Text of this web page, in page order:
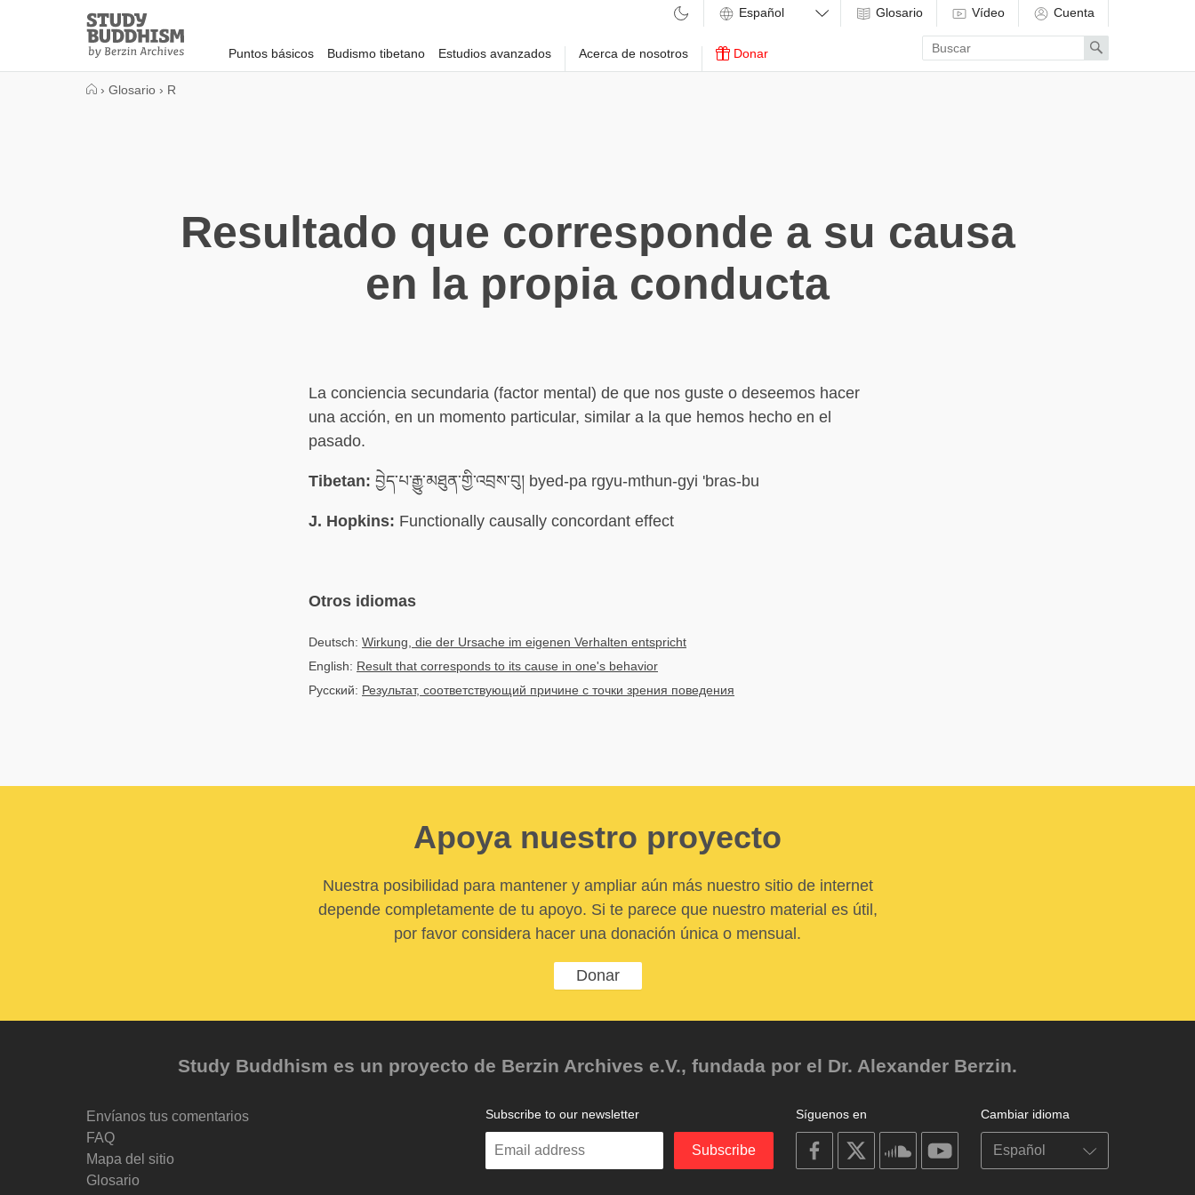
Study
Buddhism
Home
Puntos básicos Budismo tibetano Estudios avanzados Acerca de nosotros Donar
Glosario Vídeo Cuenta
Enter
search
term
Search
› Glosario › R
Resultado que corresponde a su causa
en la propia conducta
La conciencia secundaria (factor mental) de que nos guste o deseemos hacer
una acción, en un momento particular, similar a la que hemos hecho en el
pasado.
Tibetan: བྱེད་པ་རྒྱུ་མཐུན་གྱི་འབྲས་བུ། byed-pa rgyu-mthun-gyi 'bras-bu
J. Hopkins: Functionally causally concordant effect
Otros idiomas
Deutsch: Wirkung, die der Ursache im eigenen Verhalten entspricht
English: Result that corresponds to its cause in one's behavior
Русский: Результат, соответствующий причине с точки зрения поведения
Apoya nuestro proyecto
Nuestra posibilidad para mantener y ampliar aún más nuestro sitio de internet
depende completamente de tu apoyo. Si te parece que nuestro material es útil,
por favor considera hacer una donación única o mensual.
Donar
Study Buddhism es un proyecto de Berzin Archives e.V., fundada por el Dr. Alexander Berzin.
Envíanos tus comentarios
FAQ
Mapa del sitio
Glosario
Cambiar idioma
Síguenos en
on
facebook
on
on
soundcloudyoutube
Subscribe to our newsletter
Enter
Subscribe